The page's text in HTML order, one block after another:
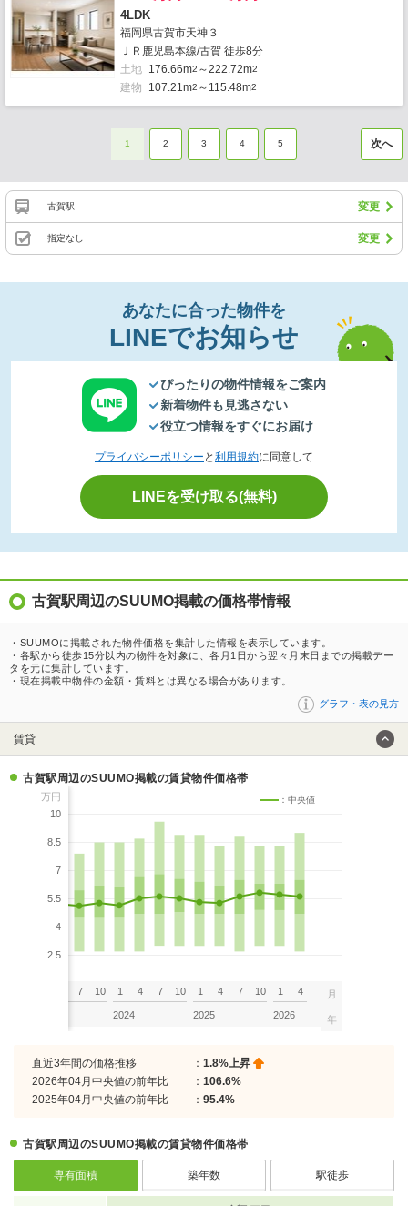
4LDK
福岡県古賀市天神３
ＪＲ鹿児島本線/古賀 徒歩8分
土地 176.66m2 ～222.72m2
建物 107.21m2 ～115.48m2
1 2 3 4 5 次へ
古賀駅 変更
指定なし 変更
あなたに合った物件を
LINEでお知らせ
ぴったりの物件情報をご案内
新着物件も見逃さない
役立つ情報をすぐにお届け
プライバシーポリシー と 利用規約に同意して
LINEを受け取る(無料)
古賀駅周辺のSUUMO掲載の価格帯情報
・SUUMOに掲載された物件価格を集計した情報を表示しています。
・各駅から徒歩15分以内の物件を対象に、各月1日から翌々月末日までの掲載デー
タを元に集計しています。
・現在掲載中物件の金額・賃料とは異なる場合があります。
グラフ・表の見方
賃貸
古賀駅周辺のSUUMO掲載の賃貸物件価格帯
万円
10
8.5
7
5.5
4
2.5
：中央値
7 10 1 4 7 10
2024
1 4 7 10
2025
1 4
2026
月
年
直近3年間の価格推移 ： 1.8%上昇
2026年04月中央値の前年比
： 106.6%
2025年04月中央値の前年比
： 95.4%
古賀駅周辺のSUUMO掲載の賃貸物件価格帯
専有面積 築年数 駅徒歩